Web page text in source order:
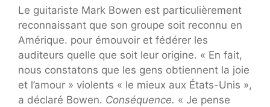
Le guitariste Mark Bowen est particulièrement
reconnaissant que son groupe soit reconnu en
Amérique. pour émouvoir et fédérer les
auditeurs quelle que soit leur origine. « En fait,
nous constatons que les gens obtiennent la joie
et l’amour » violents « le mieux aux États-Unis »,
a déclaré Bowen. Conséquence. « Je pense